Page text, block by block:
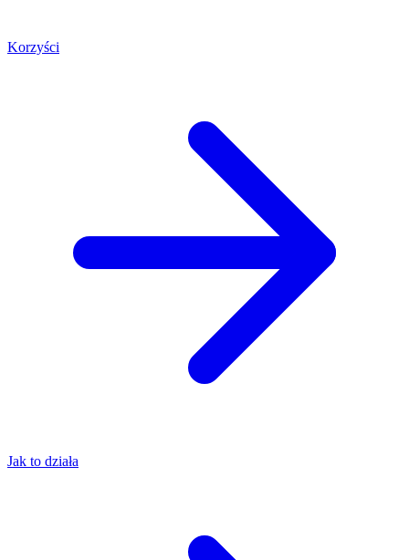
Korzyści
Jak to działa